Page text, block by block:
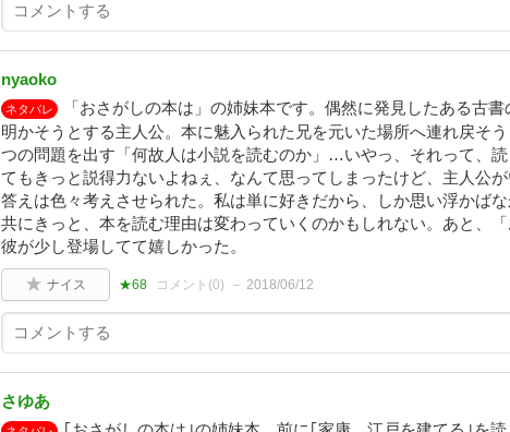
nyaoko
ネタバレ
「おさがしの本は」の姉妹本です。偶然に発見したある古
明かそうとする主人公。本に魅入られた兄を元いた場所へ連れ戻そ
つの問題を出す「何故人は小説を読むのか」…いやっ、それって、
てもきっと説得力ないよねぇ、なんて思ってしまったけど、主人公が
答えは色々考えさせられた。私は単に好きだから、しか思い浮かば
共にきっと、本を読む理由は変わっていくのかもしれない。あと、
彼が少し登場してて嬉しかった。
ナイス ★68 コメント(0) 2018/06/12
さゆあ